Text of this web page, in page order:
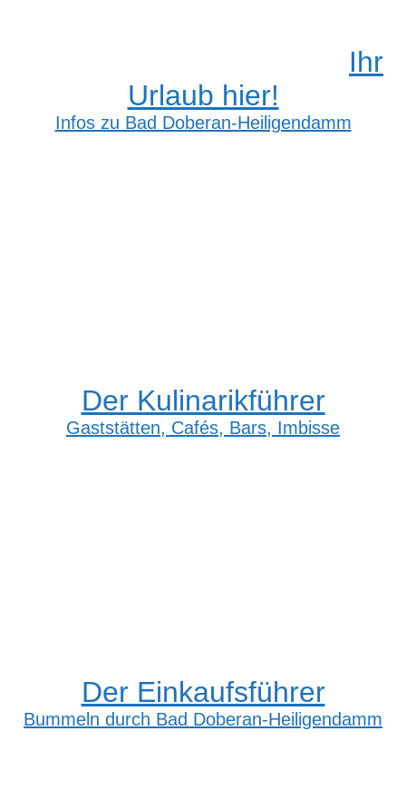
Ihr
Urlaub hier!
Infos zu Bad Doberan-Heiligendamm
Der Kulinarikführer
Gaststätten, Cafés, Bars, Imbisse
Der Einkaufsführer
Bummeln durch Bad Doberan-Heiligendamm